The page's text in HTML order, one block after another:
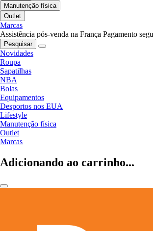
Manutenção física
Outlet
Marcas
Assistência pós-venda na França Pagamento
Pesquisar
Novidades
Roupa
Sapatilhas
NBA
Bolas
Equipamentos
Desportos nos EUA
Lifestyle
Manutenção física
Outlet
Marcas
Adicionando ao carrinho...